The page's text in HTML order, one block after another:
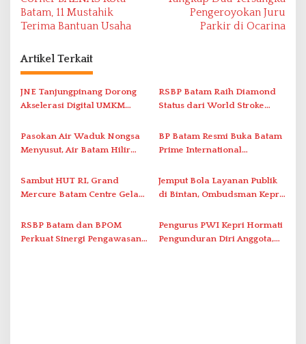
v
i
g
a
s
i
o
Batam, 11 Mustahik
Terima Bantuan Usaha
Pengeroyokan Juru
Parkir di Ocarina
Artikel Terkait
JNE Tanjungpinang Dorong
Akselerasi Digital UMKM
2026
RSBP Batam Raih Diamond
Status dari World Stroke
Penanganan Stroke
Berstandar Internasional
Pasokan Air Waduk Nongsa
Menyusut, Air Batam Hilir
Antar-IPAM
BP Batam Resmi Buka Batam
Prime International
2026 di Stadion Temenggung
Abdul Jamal
Sambut HUT RI, Grand
Mercure Batam Centre Gelar
Nusantara’
Jemput Bola Layanan Publik
di Bintan, Ombudsman Kepri
Solar Nelayan
RSBP Batam dan BPOM
Perkuat Sinergi Pengawasan
Pengurus PWI Kepri Hormati
Pengunduran Diri Anggota,